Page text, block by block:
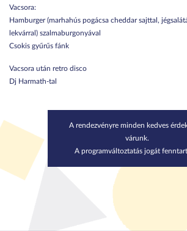
Vacsora:
Hamburger (marhahús pogácsa cheddar sajttal,
lekvárral) szalmaburgonyával
Csokis gyűrűs fánk
Vacsora után retro disco
Dj Harmath-tal
A rendezvényre minden kedves
várunk.
A programváltoztatás jogát